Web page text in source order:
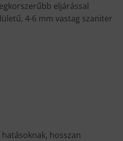
eljárással
4-6 mm vastag szaniter
hosszan